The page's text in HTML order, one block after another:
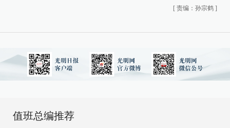
[ 责编：孙宗鹤 ]
值班总编推荐